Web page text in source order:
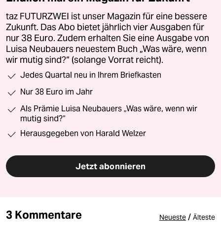
taz FUTURZWEI ist unser Magazin für eine bessere
Zukunft. Das Abo bietet jährlich vier Ausgaben für
nur 38 Euro. Zudem erhalten Sie eine Ausgabe von
Luisa Neubauers neuestem Buch „Was wäre, wenn
wir mutig sind?“ (solange Vorrat reicht).
Jedes Quartal neu in Ihrem Briefkasten
Nur 38 Euro im Jahr
Als Prämie Luisa Neubauers „Was wäre, wenn wir
mutig sind?“
Herausgegeben von Harald Welzer
Jetzt abonnieren
3 Kommentare Neueste / Älteste